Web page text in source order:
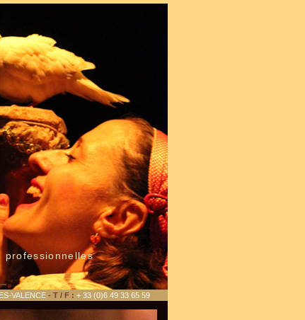
professionnelles
VALENCE - T / F : + 33 (0)6 49 33 65 59